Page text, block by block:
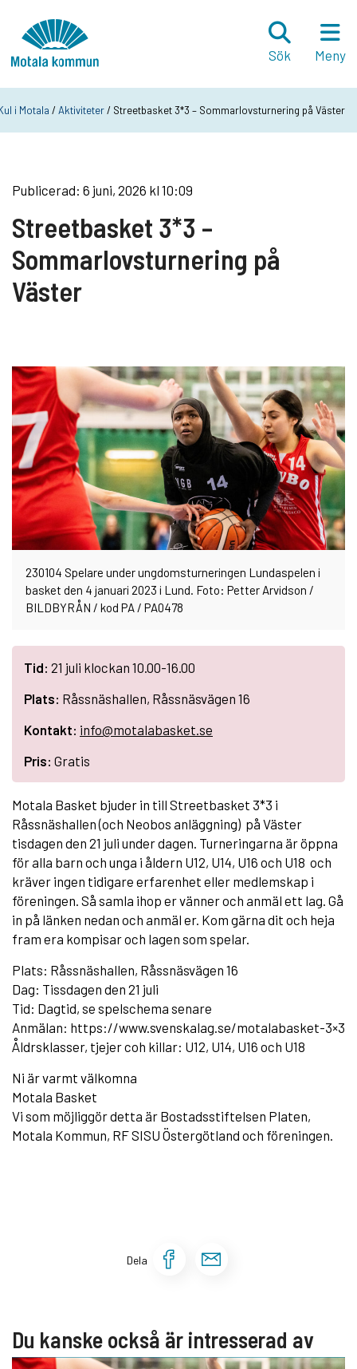
Sök
Meny
i Motala /Aktiviteter/ Streetbasket 3*3 – Sommarlovsturnering på Väster
Publicerad: 6 juni, 2026 kl 10:09
Streetbasket 3*3 –
Sommarlovsturnering på
Väster
230104 Spelare under ungdomsturneringen Lundaspelen i
basket den 4 januari 2023 i Lund. Foto: Petter Arvidson /
BILDBYRÅN / kod PA / PA0478
Tid: 21 juli klockan 10.00-16.00
Plats: Råssnäshallen, Råssnäsvägen 16
Kontakt: info@motalabasket.se
Pris: Gratis
Motala Basket bjuder in till Streetbasket 3*3 i
Råssnäshallen (och Neobos anläggning) på Väster
tisdagen den 21 juli under dagen. Turneringarna är öppna
för alla barn och unga i åldern U12, U14, U16 och U18 och
kräver ingen tidigare erfarenhet eller medlemskap i
föreningen. Så samla ihop er vänner och anmäl ett lag. Gå
in på länken nedan och anmäl er. Kom gärna dit och heja
fram era kompisar och lagen som spelar.
Plats: Råssnäshallen, Råssnäsvägen 16
Dag: Tissdagen den 21 juli
Tid: Dagtid, se spelschema senare
Anmälan: https://www.svenskalag.se/motalabasket-3×3
Åldrsklasser, tjejer coh killar: U12, U14, U16 och U18
Ni är varmt välkomna
Motala Basket
Vi som möjliggör detta är Bostadsstiftelsen Platen,
Motala Kommun, RF SISU Östergötland och föreningen.
Dela Dela sidan på
Du kanske också är intresserad av